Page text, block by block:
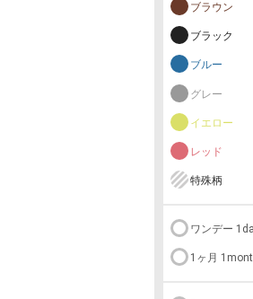
ブラウン
ブラック
ブルー
グレー
イエロー
レッド
特殊柄
ワンデー
1ヶ月